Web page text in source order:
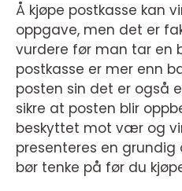
Å kjøpe postkasse kan
oppgave, men det er
vurdere før man tar en
postkasse er mer enn
posten sin det er også
sikre at posten blir
beskyttet mot vær og
presenteres en grundig
bør tenke på før du